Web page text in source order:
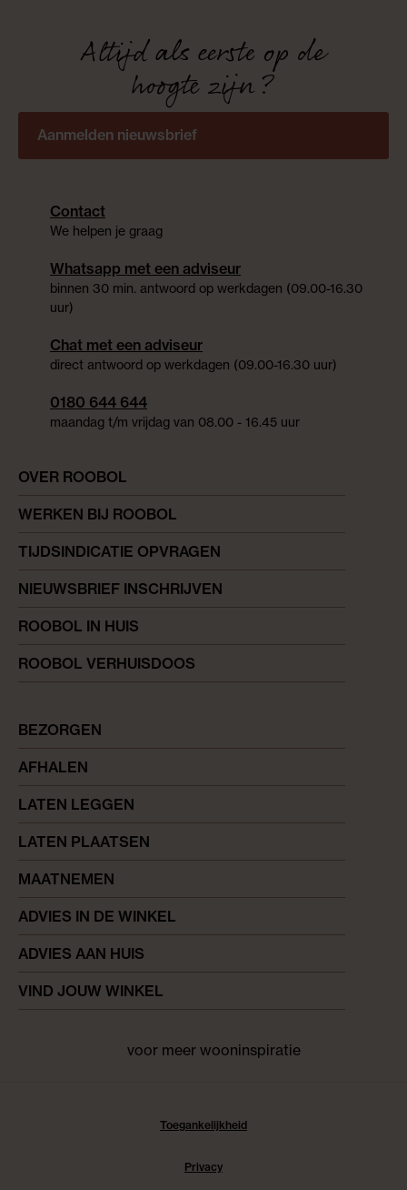
Altijd als eerste op de
hoogte zijn?
Aanmelden nieuwsbrief
OVER ROOBOL
WERKEN BIJ ROOBOL
TIJDSINDICATIE OPVRAGEN
NIEUWSBRIEF INSCHRIJVEN
ROOBOL IN HUIS
ROOBOL VERHUISDOOS
BEZORGEN
AFHALEN
LATEN LEGGEN
LATEN PLAATSEN
MAATNEMEN
ADVIES IN DE WINKEL
ADVIES AAN HUIS
VIND JOUW WINKEL
Contact
We helpen je graag
Whatsapp met een adviseur
binnen 30 min. antwoord op werkdagen (09.00-16.30
uur)
Chat met een adviseur
direct antwoord op werkdagen (09.00-16.30 uur)
0180 644 644
maandag t/m vrijdag van 08.00 - 16.45 uur
voor meer wooninspiratie
Toegankelijkheid
Privacy